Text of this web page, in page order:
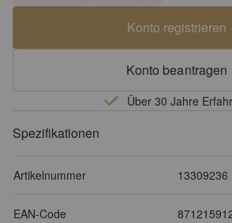
Konto registrieren
Konto beantragen
Über 30 Jahre
Spezifikationen
Artikelnummer 13309236
EAN-Code